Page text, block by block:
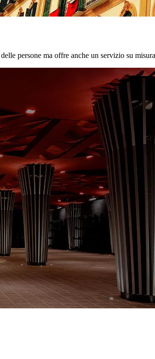
persone ma offre anche un servizio su